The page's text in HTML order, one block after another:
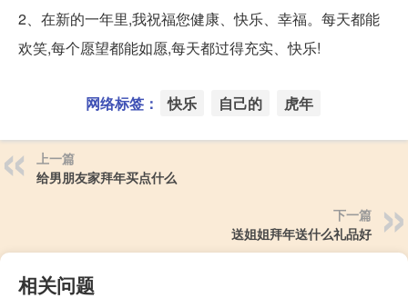
2、在新的一年里,我祝福您健康、快乐、幸福。每天都能
欢笑,每个愿望都能如愿,每天都过得充实、快乐!
网络标签： 快乐 自己的 虎年
上一篇
给男朋友家拜年买点什么
下一篇
送姐姐拜年送什么礼品好
相关问题